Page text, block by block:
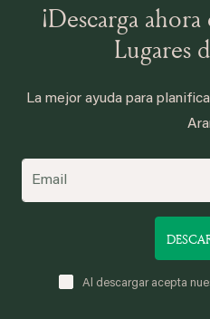
¡Descarga
Lugares
La mejor ayuda para
Al descargar acepta